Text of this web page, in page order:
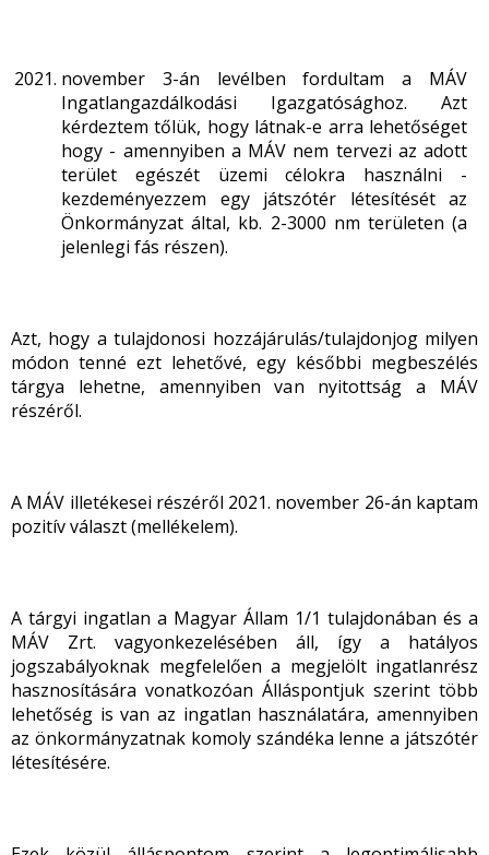
november 3-án levélben fordultam a MÁV
Ingatlangazdálkodási Igazgatósághoz. Azt
kérdeztem tőlük, hogy látnak-e arra lehetőséget
hogy - amennyiben a MÁV nem tervezi az adott
terület egészét üzemi célokra használni -
kezdeményezzem egy játszótér létesítését az
Önkormányzat által, kb. 2-3000 nm területen (a
jelenlegi fás részen).
Azt, hogy a tulajdonosi hozzájárulás/tulajdonjog milyen
módon tenné ezt lehetővé, egy későbbi megbeszélés
tárgya lehetne, amennyiben van nyitottság a MÁV
részéről.
A MÁV illetékesei részéről 2021. november 26-án kaptam
pozitív választ (mellékelem).
A tárgyi ingatlan a Magyar Állam 1/1 tulajdonában és a
MÁV Zrt. vagyonkezelésében áll, így a hatályos
jogszabályoknak megfelelően a megjelölt ingatlanrész
hasznosítására vonatkozóan Álláspontjuk szerint több
lehetőség is van az ingatlan használatára, amennyiben
az önkormányzatnak komoly szándéka lenne a játszótér
létesítésére.